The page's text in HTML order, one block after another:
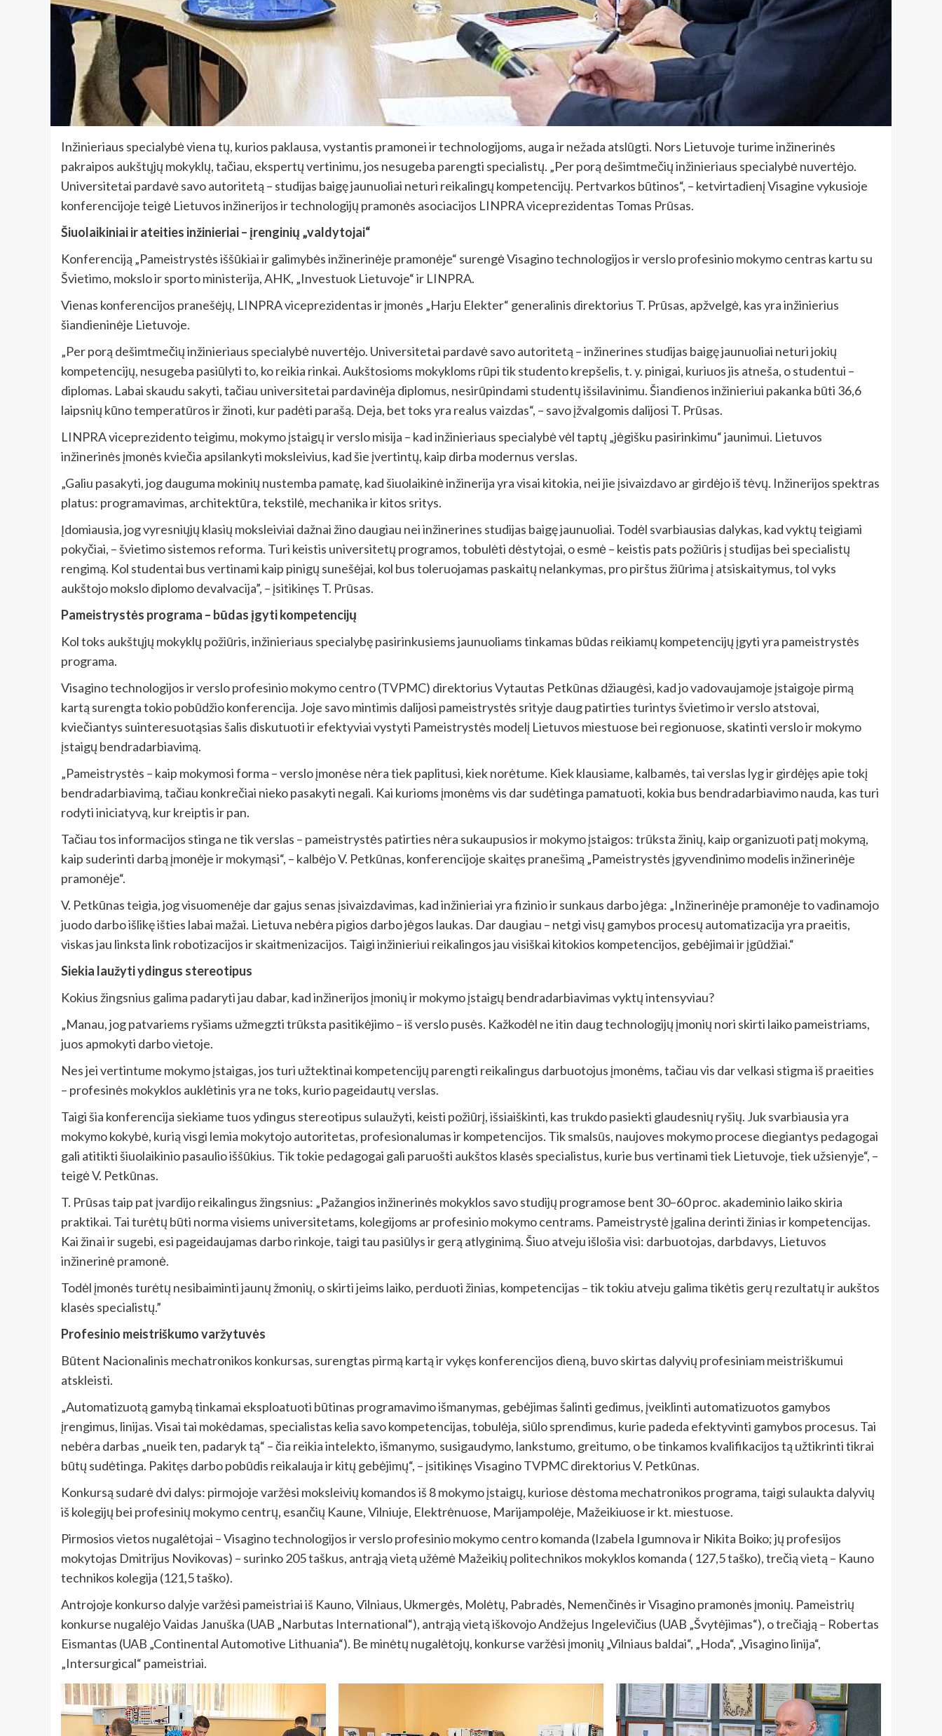
Inžinieriaus specialybė viena tų, kurios paklausa, vystantis pramonei ir technologijoms, auga ir nežada atslūgti. Nors Lietuvoje turime inžinerinės
pakraipos aukštųjų mokyklų, tačiau, ekspertų vertinimu, jos nesugeba parengti specialistų. „Per porą dešimtmečių inžinieriaus specialybė nuvertėjo.
Universitetai pardavė savo autoritetą – studijas baigę jaunuoliai neturi reikalingų kompetencijų. Pertvarkos būtinos“, – ketvirtadienį Visagine vykusioje
konferencijoje teigė Lietuvos inžinerijos ir technologijų pramonės asociacijos LINPRA viceprezidentas Tomas Prūsas.
Šiuolaikiniai ir ateities inžinieriai – įrenginių „valdytojai“
Konferenciją „Pameistrystės iššūkiai ir galimybės inžinerinėje pramonėje“ surengė Visagino technologijos ir verslo profesinio mokymo centras kartu su
Švietimo, mokslo ir sporto ministerija, AHK, „Investuok Lietuvoje“ ir LINPRA.
Vienas konferencijos pranešėjų, LINPRA viceprezidentas ir įmonės „Harju Elekter“ generalinis direktorius T. Prūsas, apžvelgė, kas yra inžinierius
šiandieninėje Lietuvoje.
„Per porą dešimtmečių inžinieriaus specialybė nuvertėjo. Universitetai pardavė savo autoritetą – inžinerines studijas baigę jaunuoliai neturi jokių
kompetencijų, nesugeba pasiūlyti to, ko reikia rinkai. Aukštosioms mokykloms rūpi tik studento krepšelis, t. y. pinigai, kuriuos jis atneša, o studentui –
diplomas. Labai skaudu sakyti, tačiau universitetai pardavinėja diplomus, nesirūpindami studentų išsilavinimu. Šiandienos inžinieriui pakanka būti 36,6
laipsnių kūno temperatūros ir žinoti, kur padėti parašą. Deja, bet toks yra realus vaizdas“, – savo įžvalgomis dalijosi T. Prūsas.
LINPRA viceprezidento teigimu, mokymo įstaigų ir verslo misija – kad inžinieriaus specialybė vėl taptų „jėgišku pasirinkimu“ jaunimui. Lietuvos
inžinerinės įmonės kviečia apsilankyti moksleivius, kad šie įvertintų, kaip dirba modernus verslas.
„Galiu pasakyti, jog dauguma mokinių nustemba pamatę, kad šiuolaikinė inžinerija yra visai kitokia, nei jie įsivaizdavo ar girdėjo iš tėvų. Inžinerijos spektras
platus: programavimas, architektūra, tekstilė, mechanika ir kitos sritys.
Įdomiausia, jog vyresniųjų klasių moksleiviai dažnai žino daugiau nei inžinerines studijas baigę jaunuoliai. Todėl svarbiausias dalykas, kad vyktų teigiami
pokyčiai, – švietimo sistemos reforma. Turi keistis universitetų programos, tobulėti dėstytojai, o esmė – keistis pats požiūris į studijas bei specialistų
rengimą. Kol studentai bus vertinami kaip pinigų sunešėjai, kol bus toleruojamas paskaitų nelankymas, pro pirštus žiūrima į atsiskaitymus, tol vyks
aukštojo mokslo diplomo devalvacija”, – įsitikinęs T. Prūsas.
Pameistrystės programa – būdas įgyti kompetencijų
Kol toks aukštųjų mokyklų požiūris, inžinieriaus specialybę pasirinkusiems jaunuoliams tinkamas būdas reikiamų kompetencijų įgyti yra pameistrystės
programa.
Visagino technologijos ir verslo profesinio mokymo centro (TVPMC) direktorius Vytautas Petkūnas džiaugėsi, kad jo vadovaujamoje įstaigoje pirmą
kartą surengta tokio pobūdžio konferencija. Joje savo mintimis dalijosi pameistrystės srityje daug patirties turintys švietimo ir verslo atstovai,
kviečiantys suinteresuotąsias šalis diskutuoti ir efektyviai vystyti Pameistrystės modelį Lietuvos miestuose bei regionuose, skatinti verslo ir mokymo
įstaigų bendradarbiavimą.
„Pameistrystės – kaip mokymosi forma – verslo įmonėse nėra tiek paplitusi, kiek norėtume. Kiek klausiame, kalbamės, tai verslas lyg ir girdėjęs apie tokį
bendradarbiavimą, tačiau konkrečiai nieko pasakyti negali. Kai kurioms įmonėms vis dar sudėtinga pamatuoti, kokia bus bendradarbiavimo nauda, kas turi
rodyti iniciatyvą, kur kreiptis ir pan.
Tačiau tos informacijos stinga ne tik verslas – pameistrystės patirties nėra sukaupusios ir mokymo įstaigos: trūksta žinių, kaip organizuoti patį mokymą,
kaip suderinti darbą įmonėje ir mokymąsi“, – kalbėjo V. Petkūnas, konferencijoje skaitęs pranešimą „Pameistrystės įgyvendinimo modelis inžinerinėje
pramonėje“.
V. Petkūnas teigia, jog visuomenėje dar gajus senas įsivaizdavimas, kad inžinieriai yra fizinio ir sunkaus darbo jėga: „Inžinerinėje pramonėje to vadinamojo
juodo darbo išlikę išties labai mažai. Lietuva nebėra pigios darbo jėgos laukas. Dar daugiau – netgi visų gamybos procesų automatizacija yra praeitis,
viskas jau linksta link robotizacijos ir skaitmenizacijos. Taigi inžinieriui reikalingos jau visiškai kitokios kompetencijos, gebėjimai ir įgūdžiai.“
Siekia laužyti ydingus stereotipus
Kokius žingsnius galima padaryti jau dabar, kad inžinerijos įmonių ir mokymo įstaigų bendradarbiavimas vyktų intensyviau?
„Manau, jog patvariems ryšiams užmegzti trūksta pasitikėjimo – iš verslo pusės. Kažkodėl ne itin daug technologijų įmonių nori skirti laiko pameistriams,
juos apmokyti darbo vietoje.
Nes jei vertintume mokymo įstaigas, jos turi užtektinai kompetencijų parengti reikalingus darbuotojus įmonėms, tačiau vis dar velkasi stigma iš praeities
– profesinės mokyklos auklėtinis yra ne toks, kurio pageidautų verslas.
Taigi šia konferencija siekiame tuos ydingus stereotipus sulaužyti, keisti požiūrį, išsiaiškinti, kas trukdo pasiekti glaudesnių ryšių. Juk svarbiausia yra
mokymo kokybė, kurią visgi lemia mokytojo autoritetas, profesionalumas ir kompetencijos. Tik smalsūs, naujoves mokymo procese diegiantys pedagogai
gali atitikti šiuolaikinio pasaulio iššūkius. Tik tokie pedagogai gali paruošti aukštos klasės specialistus, kurie bus vertinami tiek Lietuvoje, tiek užsienyje“, –
teigė V. Petkūnas.
T. Prūsas taip pat įvardijo reikalingus žingsnius: „Pažangios inžinerinės mokyklos savo studijų programose bent 30–60 proc. akademinio laiko skiria
praktikai. Tai turėtų būti norma visiems universitetams, kolegijoms ar profesinio mokymo centrams. Pameistrystė įgalina derinti žinias ir kompetencijas.
Kai žinai ir sugebi, esi pageidaujamas darbo rinkoje, taigi tau pasiūlys ir gerą atlyginimą. Šiuo atveju išlošia visi: darbuotojas, darbdavys, Lietuvos
inžinerinė pramonė.
Todėl įmonės turėtų nesibaiminti jaunų žmonių, o skirti jeims laiko, perduoti žinias, kompetencijas – tik tokiu atveju galima tikėtis gerų rezultatų ir aukštos
klasės specialistų.”
Profesinio meistriškumo varžytuvės
Būtent Nacionalinis mechatronikos konkursas, surengtas pirmą kartą ir vykęs konferencijos dieną, buvo skirtas dalyvių profesiniam meistriškumui
atskleisti.
„Automatizuotą gamybą tinkamai eksploatuoti būtinas programavimo išmanymas, gebėjimas šalinti gedimus, įveiklinti automatizuotos gamybos
įrengimus, linijas. Visai tai mokėdamas, specialistas kelia savo kompetencijas, tobulėja, siūlo sprendimus, kurie padeda efektyvinti gamybos procesus. Tai
nebėra darbas „nueik ten, padaryk tą“ – čia reikia intelekto, išmanymo, susigaudymo, lankstumo, greitumo, o be tinkamos kvalifikacijos tą užtikrinti tikrai
būtų sudėtinga. Pakitęs darbo pobūdis reikalauja ir kitų gebėjimų“, – įsitikinęs Visagino TVPMC direktorius V. Petkūnas.
Konkursą sudarė dvi dalys: pirmojoje varžėsi moksleivių komandos iš 8 mokymo įstaigų, kuriose dėstoma mechatronikos programa, taigi sulaukta dalyvių
iš kolegijų bei profesinių mokymo centrų, esančių Kaune, Vilniuje, Elektrėnuose, Marijampolėje, Mažeikiuose ir kt. miestuose.
Pirmosios vietos nugalėtojai – Visagino technologijos ir verslo profesinio mokymo centro komanda (Izabela Igumnova ir Nikita Boiko; jų profesijos
mokytojas Dmitrijus Novikovas) – surinko 205 taškus, antrąją vietą užėmė Mažeikių politechnikos mokyklos komanda ( 127,5 taško), trečią vietą – Kauno
technikos kolegija (121,5 taško).
Antrojoje konkurso dalyje varžėsi pameistriai iš Kauno, Vilniaus, Ukmergės, Molėtų, Pabradės, Nemenčinės ir Visagino pramonės įmonių. Pameistrių
konkurse nugalėjo Vaidas Januška (UAB „Narbutas International“), antrąją vietą iškovojo Andžejus Ingelevičius (UAB „Švytėjimas“), o trečiąją – Robertas
Eismantas (UAB „Continental Automotive Lithuania“). Be minėtų nugalėtojų, konkurse varžėsi įmonių „Vilniaus baldai“, „Hoda“, „Visagino linija“,
„Intersurgical“ pameistriai.